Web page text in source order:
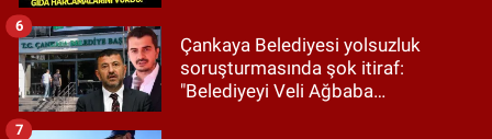
Çankaya Belediyesi yolsuzluk
soruşturmasında şok itiraf:
"Belediyeyi Veli Ağbaba
6
7